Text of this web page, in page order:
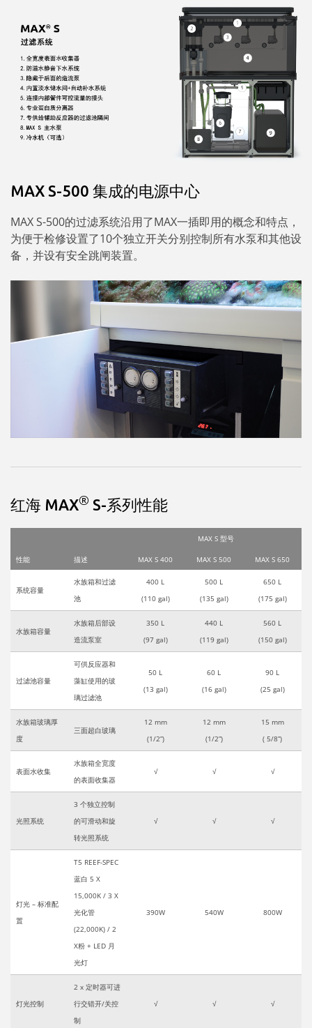
MAX S-500 集成的电源中心
MAX S-500的过滤系统沿用了MAX一插即用的概念和特点，
为便于检修设置了10个独立开关分别控制所有水泵和其他设
备，并设有安全跳闸装置。
红海 MAX® S-系列性能
MAX S 型号
性能 描述 MAX S 400 MAX S 500 MAX S 650
系统容量
水族箱和过滤
池
400 L
(110 gal)
500 L
(135 gal)
650 L
(175 gal)
水族箱容量
水族箱后部设
造流泵室
350 L
(97 gal)
440 L
(119 gal)
560 L
(150 gal)
过滤池容量
可供反应器和
藻缸使用的玻
璃过滤池
50 L
(13 gal)
60 L
(16 gal)
90 L
(25 gal)
水族箱玻璃厚
度
三面超白玻璃
12 mm
(1/2”)
12 mm
(1/2”)
15 mm
( 5/8”)
表面水收集
水族箱全宽度
的表面收集器
√ √ √
光照系统
3 个独立控制
的可滑动和旋
转光照系统
√ √ √
灯光 – 标准配
置
T5 REEF-SPEC
蓝白 5 X
15,000K / 3 X
光化管
(22,000K) / 2
X粉 + LED 月
光灯
390W 540W 800W
灯光控制
2 x 定时器可进
行交错开/关控
制
√ √ √